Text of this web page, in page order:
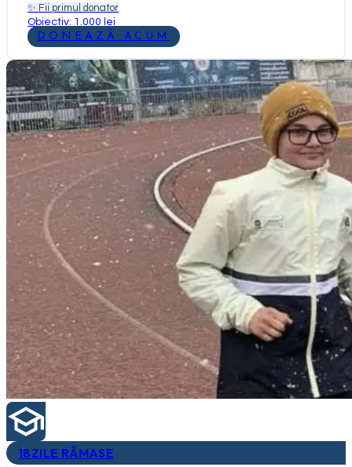
✨ Fii primul donator
Obiectiv: 1.000 lei
DONEAZĂ ACUM
18ZILE RĂMASE